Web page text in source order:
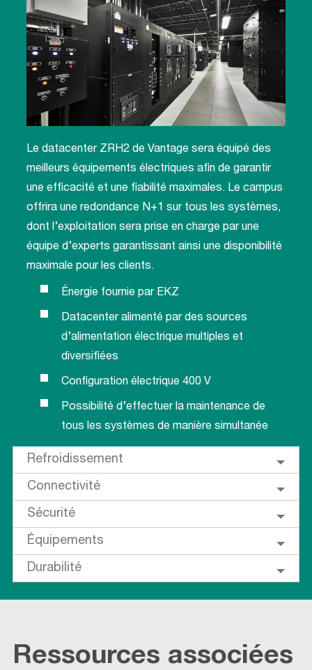
Le datacenter ZRH2 de Vantage sera équipé des
meilleurs équipements électriques afin de garantir
une efficacité et une fiabilité maximales. Le campus
offrira une redondance N+1 sur tous les systèmes,
dont l’exploitation sera prise en charge par une
équipe d’experts garantissant ainsi une disponibilité
maximale pour les clients.
Énergie fournie par EKZ
Datacenter alimenté par des sources
d’alimentation électrique multiples et
diversifiées
Configuration électrique 400 V
Possibilité d’effectuer la maintenance de
tous les systèmes de manière simultanée
Refroidissement
Connectivité
Sécurité
Équipements
Durabilité
Ressources associées